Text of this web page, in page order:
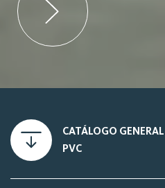
CATÁLOGO GENERAL
PVC